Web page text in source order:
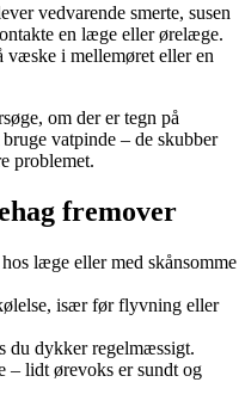
vedvarende smerte, susen
en læge eller ørelæge.
væske i mellemøret eller en
om der er tegn på
vatpinde – de skubber
problemet.
fremover
læge eller med skånsomme
især før flyvning eller
dykker regelmæssigt.
– lidt ørevoks er sundt og